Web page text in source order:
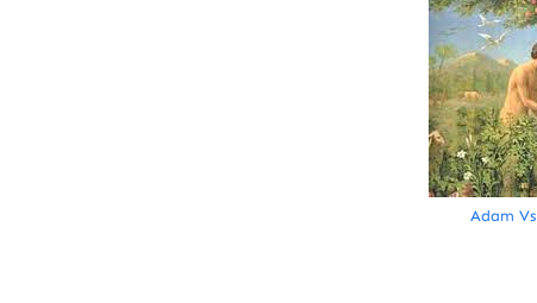
Adam Vs